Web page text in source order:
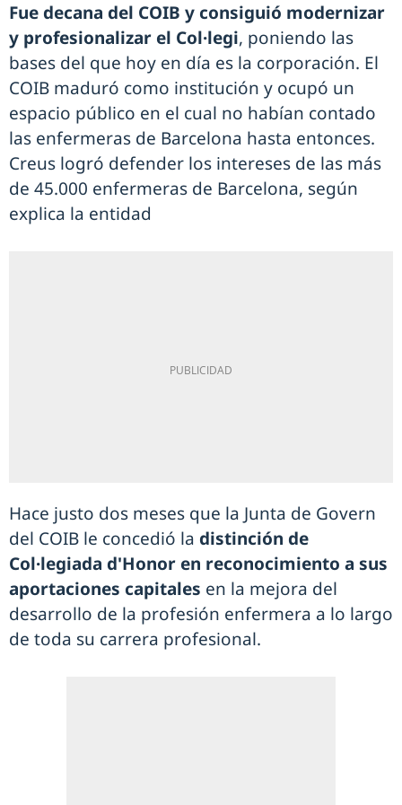
Fue decana del COIB y consiguió modernizar
y profesionalizar el Col·legi, poniendo las
bases del que hoy en día es la corporación. El
COIB maduró como institución y ocupó un
espacio público en el cual no habían contado
las enfermeras de Barcelona hasta entonces.
Creus logró defender los intereses de las más
de 45.000 enfermeras de Barcelona, según
explica la entidad
Hace justo dos meses que la Junta de Govern
del COIB le concedió la distinción de
Col·legiada d'Honor en reconocimiento a sus
aportaciones capitales en la mejora del
desarrollo de la profesión enfermera a lo largo
de toda su carrera profesional.